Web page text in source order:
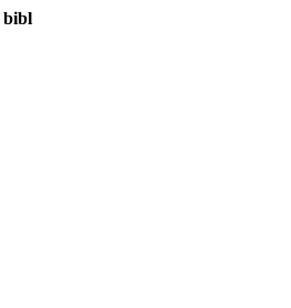
bibl